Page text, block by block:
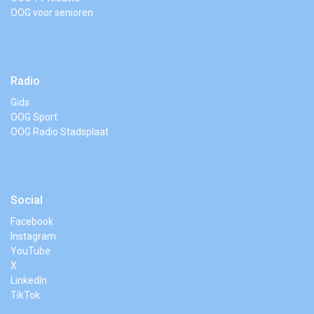
OOG voor senioren
Radio
Gids
OOG Sport
OOG Radio Stadsplaat
Social
Facebook
Instagram
YouTube
X
LinkedIn
TikTok